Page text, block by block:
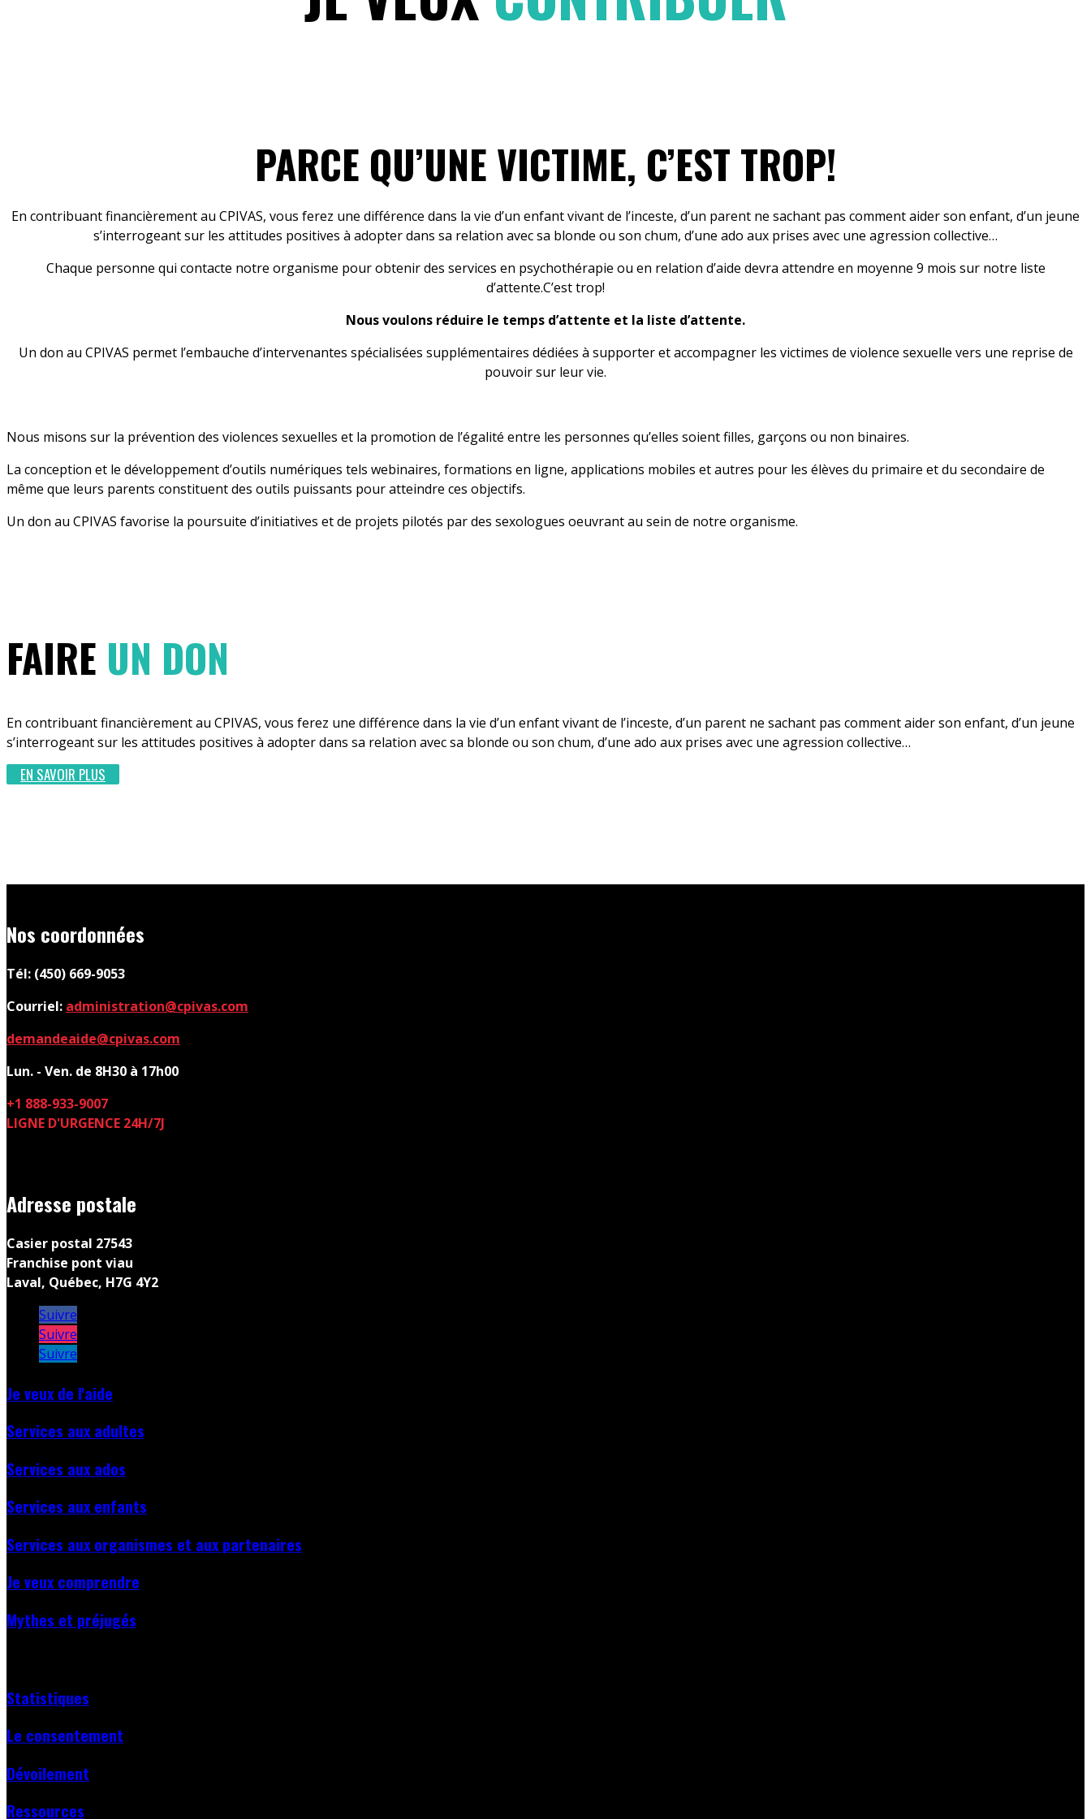
PARCE QU’UNE VICTIME, C’EST TROP!
En contribuant financièrement au CPIVAS, vous ferez une différence dans la vie d’un enfant vivant de l’inceste, d’un parent ne sachant pas comment aider son enfant, d’un jeune
s’interrogeant sur les attitudes positives à adopter dans sa relation avec sa blonde ou son chum, d’une ado aux prises avec une agression collective…
Chaque personne qui contacte notre organisme pour obtenir des services en psychothérapie ou en relation d’aide devra attendre en moyenne 9 mois sur notre liste
d’attente.C’est trop!
Nous voulons réduire le temps d’attente et la liste d’attente.
Un don au CPIVAS permet l’embauche d’intervenantes spécialisées supplémentaires dédiées à supporter et accompagner les victimes de violence sexuelle vers une reprise de
pouvoir sur leur vie.
Nous misons sur la prévention des violences sexuelles et la promotion de l’égalité entre les personnes qu’elles soient filles, garçons ou non binaires.
La conception et le développement d’outils numériques tels webinaires, formations en ligne, applications mobiles et autres pour les élèves du primaire et du secondaire de
même que leurs parents constituent des outils puissants pour atteindre ces objectifs.
Un don au CPIVAS favorise la poursuite d’initiatives et de projets pilotés par des sexologues oeuvrant au sein de notre organisme.
FAIRE UN DON
En contribuant financièrement au CPIVAS, vous ferez une différence dans la vie d’un enfant vivant de l’inceste, d’un parent ne sachant pas comment aider son enfant, d’un jeune
s’interrogeant sur les attitudes positives à adopter dans sa relation avec sa blonde ou son chum, d’une ado aux prises avec une agression collective…
EN SAVOIR PLUS
Nos coordonnées
Tél: (450) 669-9053
Courriel: administration@cpivas.com
demandeaide@cpivas.com
Lun. - Ven. de 8H30 à 17h00
+1 888-933-9007
LIGNE D'URGENCE 24H/7J
Adresse postale
Casier postal 27543
Franchise pont viau
Laval, Québec, H7G 4Y2
Suivre
Suivre
Suivre
Je veux de l'aide
Services aux adultes
Services aux ados
Services aux enfants
Services aux organismes et aux partenaires
Je veux comprendre
Mythes et préjugés
Statistiques
Le consentement
Dévoilement
Ressources